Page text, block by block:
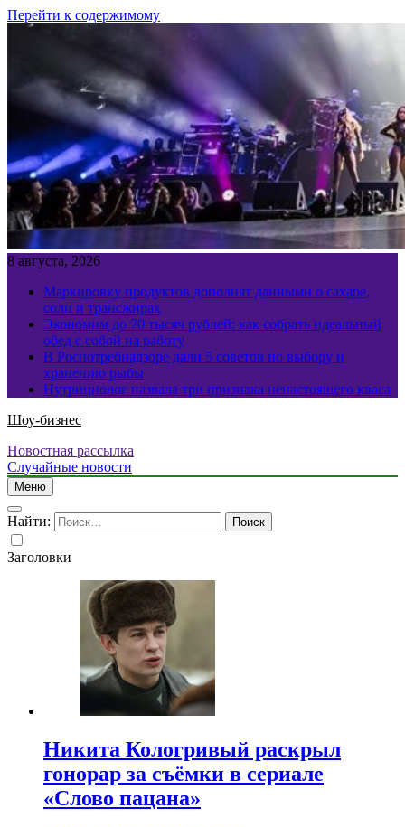
Перейти к содержимому
8 августа, 2026
Маркировку продуктов дополнят данными о сахаре,
соли и трансжирах
Экономим до 70 тысяч рублей: как собрать идеальный
обед с собой на работу
В Роспотребнадзоре дали 5 советов по выбору и
хранению рыбы
Нутрициолог назвала три признака ненастоящего кваса
Шоу-бизнес
Новостная рассылка
Случайные новости
Меню
Найти:
Заголовки
Никита Кологривый раскрыл
гонорар за съёмки в сериале
«Слово пацана»